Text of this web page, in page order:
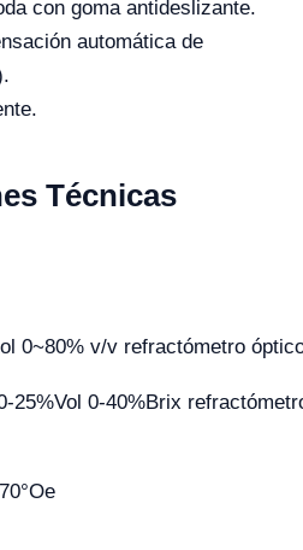
con goma antideslizante.
automática de
Técnicas
0~80% v/v refractómetro
25%Vol 0-40%Brix